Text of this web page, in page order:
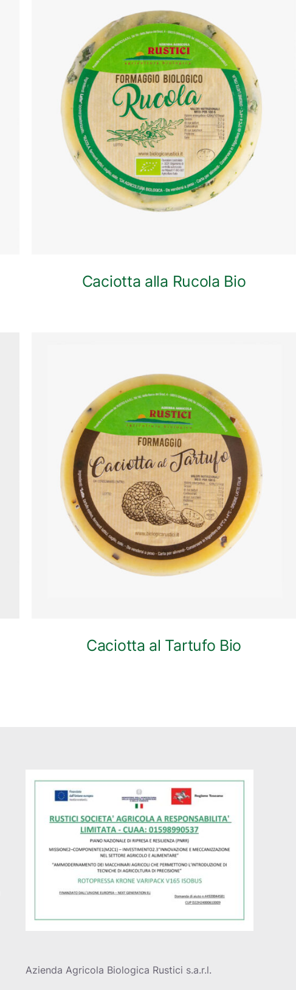
ANTEPRIMA RAPIDA
Caciotta alla Rucola Bio
ANTEPRIMA RAPIDA
Caciotta al Tartufo Bio
Azienda Agricola Biologica Rustici s.a.r.l.